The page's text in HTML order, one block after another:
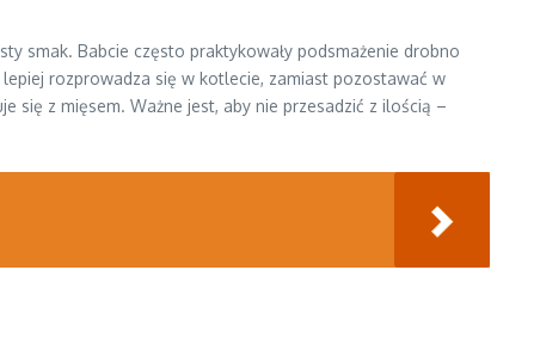
smak. Babcie często praktykowały podsmażenie drobno
rozprowadza się w kotlecie, zamiast pozostawać w
się z mięsem. Ważne jest, aby nie przesadzić z ilością –